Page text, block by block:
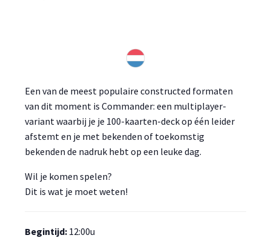
Een van de meest populaire constructed formaten
van dit moment is Commander: een multiplayer-
variant waarbij je je 100-kaarten-deck op één leider
afstemt en je met bekenden of toekomstig
bekenden de nadruk hebt op een leuke dag.
Wil je komen spelen?
Dit is wat je moet weten!
Begintijd: 12:00u